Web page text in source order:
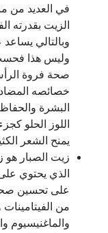
في العديد من
الزيت بقدرته
وبالتالي
وليس هذا
صحة فروة
خصائصه
البشرة
اللوز الحلو
يمنح الشعر
زيت الصبار
الذي يحتوي
على تحسين
والماغنيسيوم